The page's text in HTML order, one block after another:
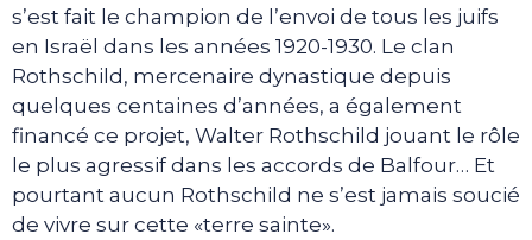
s’est fait le champion de l’envoi de tous les juifs
en Israël dans les années 1920-1930. Le clan
Rothschild, mercenaire dynastique depuis
quelques centaines d’années, a également
financé ce projet, Walter Rothschild jouant le rôle
le plus agressif dans les accords de Balfour… Et
pourtant aucun Rothschild ne s’est jamais soucié
de vivre sur cette «terre sainte».